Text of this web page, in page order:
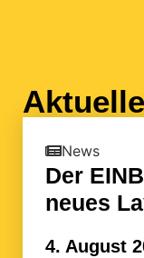
News
Der
neues
4. August